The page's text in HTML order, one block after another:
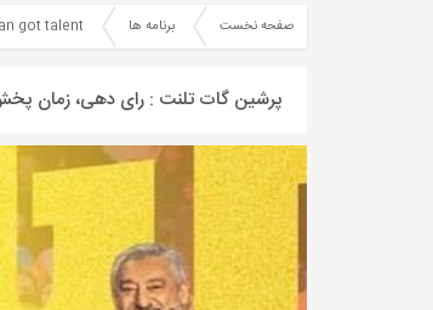
نکات اساسی لینک‌سازی در داخلی:
نکات مهم لینک‌سازی داخلی و آموزش
اصول و قواعد اساسی لینک‌سازی: راهنمای
صفحه نخست برنامه ها got talent
پرشین گات تلنت : رای دهی، زمان